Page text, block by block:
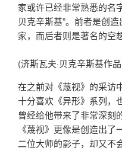
家或许已经非常熟悉的名
贝克辛斯基”。前者是创
家，而后者则是著名的空
(济斯瓦夫·贝克辛斯基作
在之前对《蔑视》的采访
十分喜欢《异形》系列，
曾经给他带来了非常深刻
《蔑视》更像是创造出
二位大师的影子，却又不